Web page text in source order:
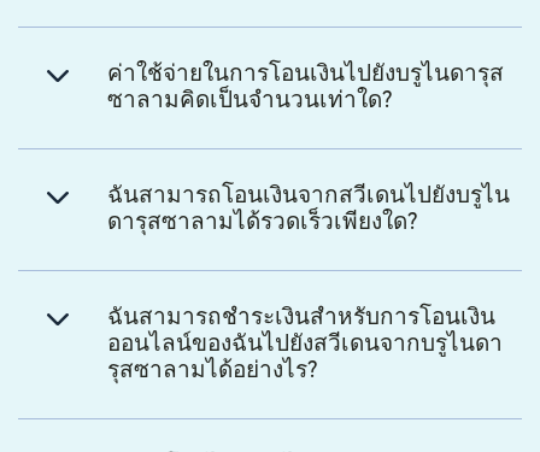
ค่าใช้จ่ายในการโอนเงินไปยังบรูไนดารุส
ซาลามคิดเป็นจำนวนเท่าใด?
ฉันสามารถโอนเงินจากสวีเดนไปยังบรูไน
ดารุสซาลามได้รวดเร็วเพียงใด?
ฉันสามารถชำระเงินสำหรับการโอนเงิน
ออนไลน์ของฉันไปยังสวีเดนจากบรูไนดา
รุสซาลามได้อย่างไร?